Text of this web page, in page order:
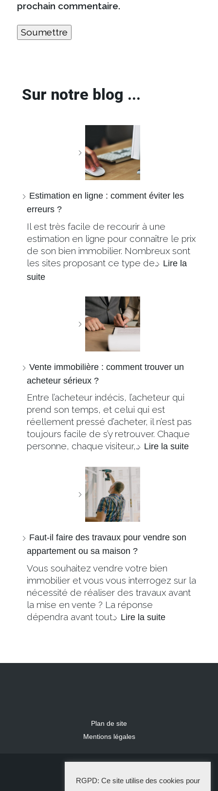
prochain commentaire.
Sur notre blog ...
Estimation en ligne : comment éviter les
erreurs ?
Il est très facile de recourir à une
estimation en ligne pour connaître le prix
de son bien immobilier. Nombreux sont
les sites proposant ce type de… Lire la
suite
Vente immobilière : comment trouver un
acheteur sérieux ?
Entre l’acheteur indécis, l’acheteur qui
prend son temps, et celui qui est
réellement pressé d’acheter, il n’est pas
toujours facile de s’y retrouver. Chaque
personne, chaque visiteur,… Lire la suite
Faut-il faire des travaux pour vendre son
appartement ou sa maison ?
Vous souhaitez vendre votre bien
immobilier et vous vous interrogez sur la
nécessité de réaliser des travaux avant
la mise en vente ? La réponse
dépendra avant tout… Lire la suite
Plan de site
Mentions légales
RGPD: Ce site utilise des cookies pour